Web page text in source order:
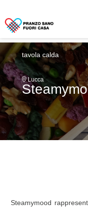
tavola calda
Lucca
Steamymood